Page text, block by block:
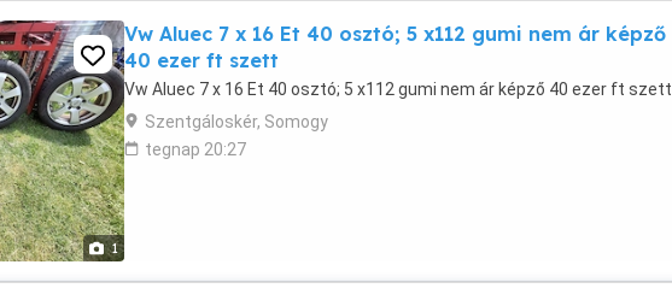
1
Vw Aluec 7 x 16 Et 40 osztó; 5 x112 gumi nem ár képző
40 ezer ft szett
Vw Aluec 7 x 16 Et 40 osztó; 5 x112 gumi nem ár képző 40 ezer ft szett
Szentgáloskér, Somogy
tegnap 20:27